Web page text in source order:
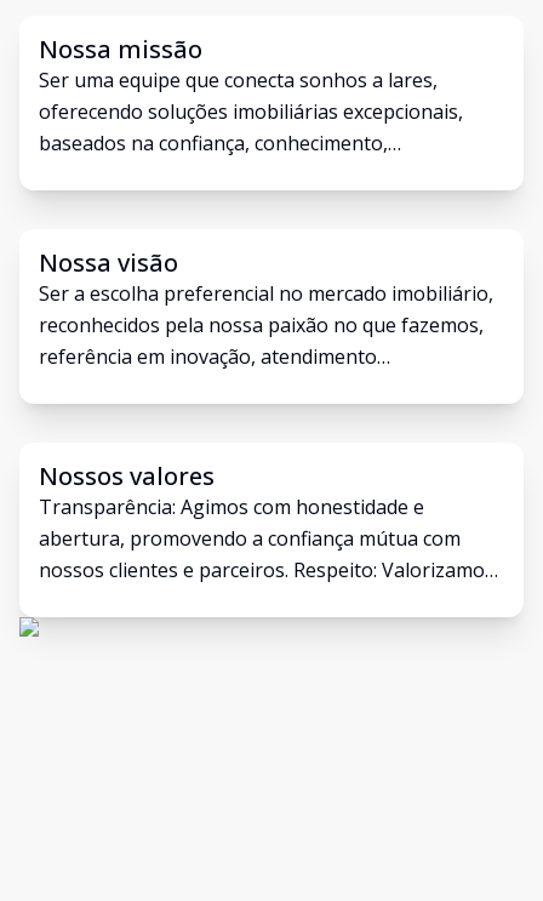
Nossa missão
Ser uma equipe que conecta sonhos a lares,
oferecendo soluções imobiliárias excepcionais,
baseados na confiança, conhecimento,
Nossa visão
Ser a escolha preferencial no mercado imobiliário,
reconhecidos pela nossa paixão no que fazemos,
referência em inovação, atendimento
Nossos valores
Transparência: Agimos com honestidade e
abertura, promovendo a confiança mútua com
nossos clientes e parceiros. Respeito: Valorizamos